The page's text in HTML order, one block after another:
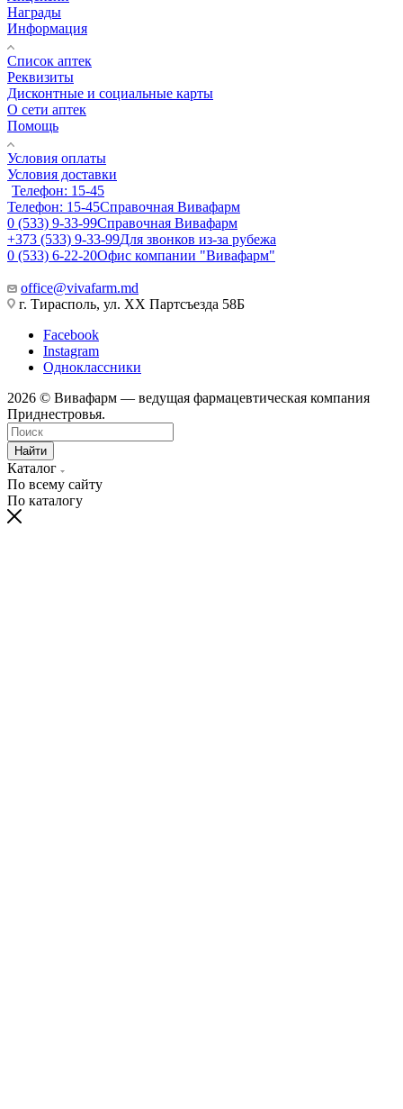
Награды
Информация
Список аптек
Реквизиты
Дисконтные и социальные карты
О сети аптек
Помощь
Условия оплаты
Условия доставки
Телефон: 15-45
Телефон: 15-45Справочная Вивафарм
0 (533) 9-33-99Справочная Вивафарм
+373 (533) 9-33-99Для звонков из-за рубежа
0 (533) 6-22-20Офис компании "Вивафарм"
office@vivafarm.md
г. Тирасполь, ул. ХХ Партсъезда 58Б
Facebook
Instagram
Одноклассники
2026 © Вивафарм — ведущая фармацевтическая компания
Приднестровья.
Найти
Каталог
По всему сайту
По каталогу